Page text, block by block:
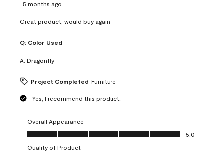
5 months ago
Great product, would buy again
Q: Color Used
A: Dragonfly
Project Completed Furniture
Yes, I recommend this product.
Overall Appearance
Overall Appearance, 5.0 out of 5
5.0
Quality of Product